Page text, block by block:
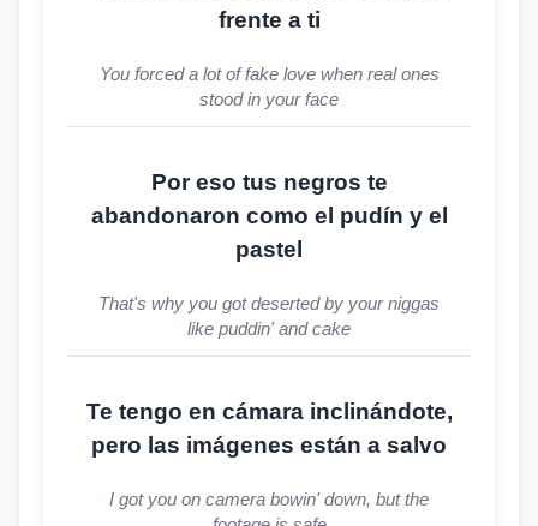
frente a ti
You forced a lot of fake love when real ones
stood in your face
Por eso tus negros te
abandonaron como el pudín y el
pastel
That's why you got deserted by your niggas
like puddin' and cake
Te tengo en cámara inclinándote,
pero las imágenes están a salvo
I got you on camera bowin' down, but the